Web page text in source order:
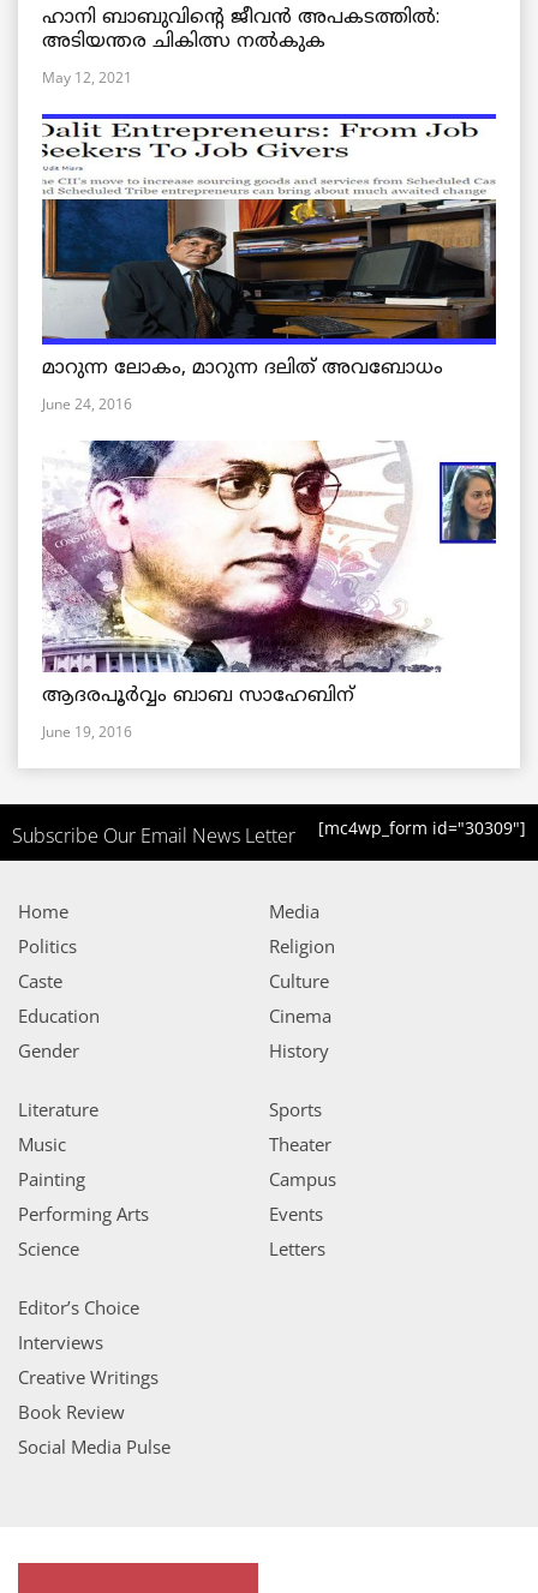
ഹാനി ബാബുവിന്റെ ജീവൻ അപകടത്തിൽ:
അടിയന്തര ചികിത്സ നൽകുക
May 12, 2021
മാറുന്ന ലോകം, മാറുന്ന ദലിത് അവബോധം
June 24, 2016
ആദരപൂര്‍വ്വം ബാബ സാഹേബിന്
June 19, 2016
Subscribe Our Email News Letter [mc4wp_form id="30309"]
Home
Politics
Caste
Education
Gender
Media
Religion
Culture
Cinema
History
Literature
Music
Painting
Performing Arts
Science
Sports
Theater
Campus
Events
Letters
Editor’s Choice
Interviews
Creative Writings
Book Review
Social Media Pulse